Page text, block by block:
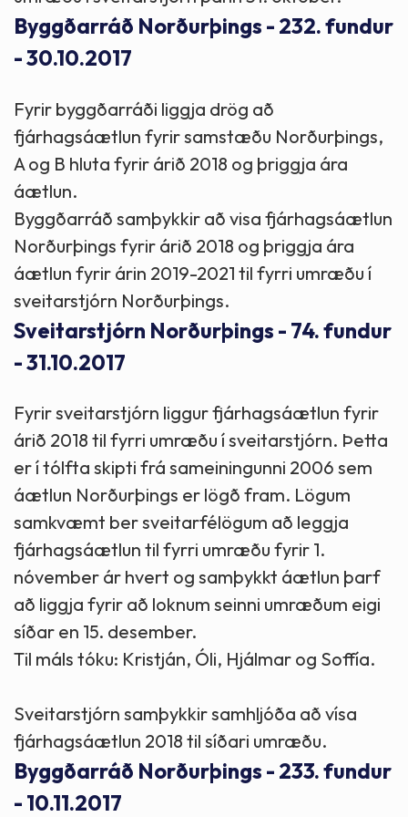
Byggðarráð Norðurþings - 232. fundur
- 30.10.2017
Fyrir byggðarráði liggja drög að
fjárhagsáætlun fyrir samstæðu Norðurþings,
A og B hluta fyrir árið 2018 og þriggja ára
áætlun.
Byggðarráð samþykkir að visa fjárhagsáætlun
Norðurþings fyrir árið 2018 og þriggja ára
áætlun fyrir árin 2019-2021 til fyrri umræðu í
sveitarstjórn Norðurþings.
Sveitarstjórn Norðurþings - 74. fundur
- 31.10.2017
Fyrir sveitarstjórn liggur fjárhagsáætlun fyrir
árið 2018 til fyrri umræðu í sveitarstjórn. Þetta
er í tólfta skipti frá sameiningunni 2006 sem
áætlun Norðurþings er lögð fram. Lögum
samkvæmt ber sveitarfélögum að leggja
fjárhagsáætlun til fyrri umræðu fyrir 1.
nóvember ár hvert og samþykkt áætlun þarf
að liggja fyrir að loknum seinni umræðum eigi
síðar en 15. desember.
Til máls tóku: Kristján, Óli, Hjálmar og Soffía.
Sveitarstjórn samþykkir samhljóða að vísa
fjárhagsáætlun 2018 til síðari umræðu.
Byggðarráð Norðurþings - 233. fundur
- 10.11.2017